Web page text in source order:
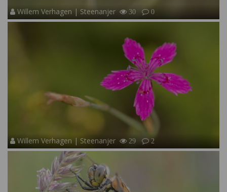
Willem Verhagen | Steenanjer 30 0
Willem Verhagen | Steenanjer 29 2